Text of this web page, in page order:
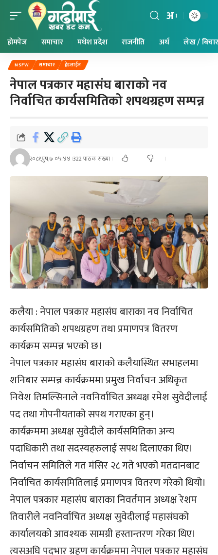
अ
होमपेज समाचार मधेश प्रदेश राजनीति अर्थ लेख / बिचार
NSFW समाचार हेडलाईन
नेपाल पत्रकार महासंघ बाराको नव
निर्वाचित कार्यसमितिको शपथग्रहण सम्पन्न
२०८१,पुष,७ ०५:४४ 322 पाठक संख्या
कलैया : नेपाल पत्रकार महासंघ बाराका नव निर्वाचित
कार्यसमितिको शपथग्रहण तथा प्रमाणपत्र वितरण
कार्यक्रम सम्पन्न भएको छ।
नेपाल पत्रकार महासंघ बाराको कलैयास्थित सभाहलमा
शनिबार सम्पन्न कार्यक्रममा प्रमुख निर्वाचन अधिकृत
निवेश तिमल्सिनाले नवनिर्वाचित अध्यक्ष रमेश सुवेदीलाई
पद तथा गोपनीयताको सपथ गराएका हुन्।
कार्यक्रममा अध्यक्ष सुवेदीले कार्यसमितिका अन्य
पदाधिकारी तथा सदस्यहरुलाई सपथ दिलाएका थिए।
निर्वाचन समितिले गत मंसिर २८ गते भएको मतदानबाट
निर्वाचित कार्यसमितिलाई प्रमाणपत्र वितरण गरेको थियो।
नेपाल पत्रकार महासंघ बाराका निवर्तमान अध्यक्ष रेशम
तिवारीले नवनिर्वाचित अध्यक्ष सुवेदीलाई महासंघको
कार्यालयको आवश्यक सामग्री हस्तान्तरण गरेका थिए।
त्यसअघि पदभार ग्रहण कार्यक्रममा नेपाल पत्रकार महासंघ